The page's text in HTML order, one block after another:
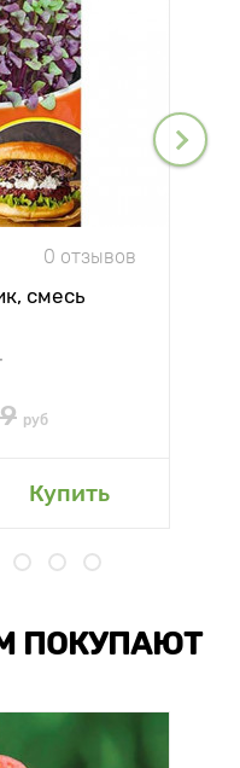
0 отзывов
смесь
руб
Купить
ПОКУПАЮТ